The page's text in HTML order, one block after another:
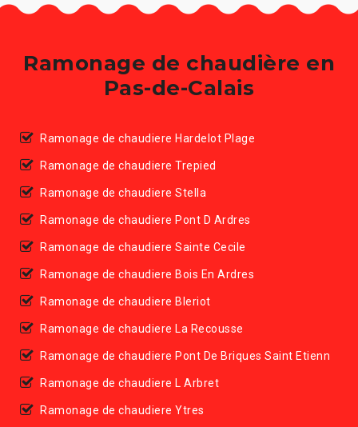
Ramonage de chaudière en
Pas-de-Calais
Ramonage de chaudiere Hardelot Plage
Ramonage de chaudiere Trepied
Ramonage de chaudiere Stella
Ramonage de chaudiere Pont D Ardres
Ramonage de chaudiere Sainte Cecile
Ramonage de chaudiere Bois En Ardres
Ramonage de chaudiere Bleriot
Ramonage de chaudiere La Recousse
Ramonage de chaudiere Pont De Briques Saint Etienn
Ramonage de chaudiere L Arbret
Ramonage de chaudiere Ytres